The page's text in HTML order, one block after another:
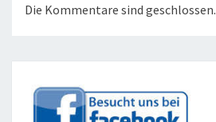
Die Kommentare sind geschlossen.